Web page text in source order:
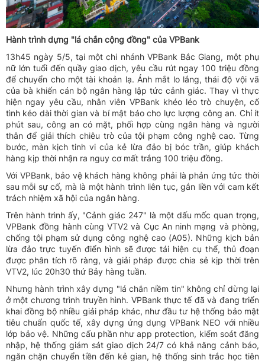
Hành trình dựng "lá chắn cộng đồng" của VPBank
13h45 ngày 5/5, tại một chi nhánh VPBank Bắc Giang, một phụ
nữ lớn tuổi đến quầy giao dịch, yêu cầu rút ngay 100 triệu đồng
để chuyển cho một tài khoản lạ. Ánh mắt lo lắng, thái độ vội vã
của bà khiến cán bộ ngân hàng lập tức cảnh giác. Thay vì thực
hiện ngay yêu cầu, nhân viên VPBank khéo léo trò chuyện, cố
tình kéo dài thời gian và bí mật báo cho lực lượng công an. Chỉ ít
phút sau, công an có mặt, phối hợp cùng ngân hàng và người
thân để giải thích chiêu trò của tội phạm công nghệ cao. Từng
bước, màn kịch tinh vi của kẻ lừa đảo bị bóc trần, giúp khách
hàng kịp thời nhận ra nguy cơ mất trắng 100 triệu đồng.
Với VPBank, bảo vệ khách hàng không phải là phản ứng tức thời
sau mỗi sự cố, mà là một hành trình liên tục, gắn liền với cam kết
trách nhiệm xã hội của ngân hàng.
Trên hành trình ấy, "Cảnh giác 247" là một dấu mốc quan trọng,
VPBank đồng hành cùng VTV2 và Cục An ninh mạng và phòng,
chống tội phạm sử dụng công nghệ cao (A05). Những kịch bản
lừa đảo trực tuyến điển hình sẽ được tái hiện cụ thể, thủ đoạn
được phân tích rõ ràng, và giải pháp được chia sẻ kịp thời trên
VTV2, lúc 20h30 thứ Bảy hàng tuần.
Nhưng hành trình xây dựng "lá chắn niềm tin" không chỉ dừng lại
ở một chương trình truyền hình. VPBank thực tế đã và đang triển
khai đồng bộ nhiều giải pháp khác, như đầu tư hệ thống bảo mật
tiêu chuẩn quốc tế, xây dựng ứng dụng VPBank NEO với nhiều
lớp bảo vệ. Những cấu phần như app protection, kiểm soát đăng
nhập, hệ thống giám sát giao dịch 24/7 có khả năng cảnh báo,
ngăn chặn chuyển tiền đến kẻ gian, hệ thống sinh trắc học tiên